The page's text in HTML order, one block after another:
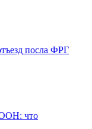
посла ФРГ
что